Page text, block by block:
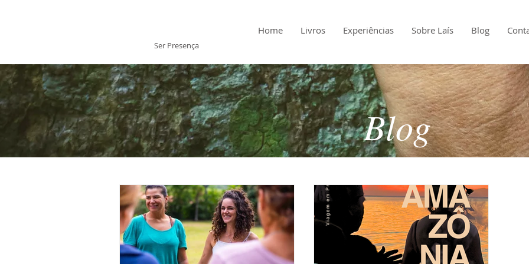
Ser Presença
Home Livros Experiências Sobre Laís Blog
Blog